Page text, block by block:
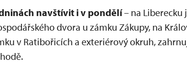
navštívit i v pondělí– na Liberecku
dvora u zámku Zákupy, na
v Ratibořicích a exteriérový okruh,